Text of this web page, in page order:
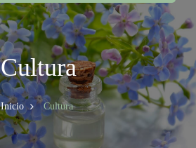
Cultura
Inicio Cultura